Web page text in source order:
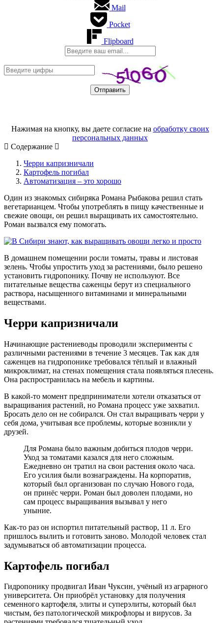
Mail
Pocket
Flipboard
Нажимая на кнопку, вы даете согласие на обработку своих
персональных данных
Содержание
Черри капризничали
Картофель погибал
Автоматизация – это хорошо
Один из знакомых сибиряка Романа Рыбакова решил стать
вегетарианцем. Чтобы употреблять в пищу качественные и
свежие овощи, он решил выращивать их самостоятельно.
Роман вызвался ему помогать.
В домашнем помещении росли томаты, травы и листовая
зелень. Чтобы упростить уход за растениями, было решено
установить гидропонику. Почву не используют. Все
питательные вещества саженцы берут из специального
раствора, насыщенного витаминами и минеральными
веществами.
Черри капризничали
Начинающие растениеводы проводили эксперименты с
различными растениями в течение 3 месяцев. Так как для
саженцев на гидропонике требовался тёплый и влажный
микроклимат, на стенах помещения стала появляться плесень.
Она распространилась на мебель и картины.
В какой-то момент предприниматели хотели отказаться от
выращивания растений, но Романа процесс уже захватил.
Бросать дело он не собирался. Он стал выращивать черри у
себя дома, учитывая все проблемы, которые возникли у
друзей.
Для Романа было важным добиться плодов черри.
Уход за томатами казался для него сложным.
Ежедневно он тратил на свои растения около часа.
Его усилия были вознаграждены. На корпоратив,
который был организован по случаю Нового года,
он принёс черри. Роман был доволен плодами, но
сам процесс выращивания вызывал у него
уныние.
Как-то раз он испортил питательный раствор, 11 л. Его
пришлось вылить и готовить заново. Молодой человек стал
задумываться об автоматизации процесса.
Картофель погибал
Гидропонику продвигал Иван Чуксин, учёный из аграрного
университета. Он приобрёл установку для получения
семенного картофеля, элиты и суперэлиты, который был
чистым, без патологической микрофлоры и вирусов. За